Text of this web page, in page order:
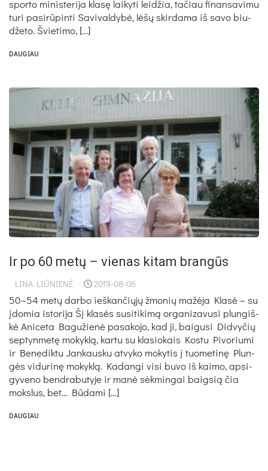
spor­to mi­nis­te­ri­ja kla­sę lai­ky­ti lei­džia, ta­čiau fi­nan­sa­vi­mu
tu­ri pa­si­rū­pin­ti Sa­vi­val­dy­bė, lė­šų skir­da­ma iš sa­vo biu­
dže­to. Švie­ti­mo, […]
DAUGIAU
Ir po 60 metų – vienas kitam brangūs
LINA LIŪNIENĖ 2019-08-06
50–54 metų darbo ieškančiųjų žmonių mažėja Kla­sė – su
įdo­mia is­to­ri­ja Šį kla­sės su­si­ti­ki­mą or­ga­ni­za­vu­si plun­giš­
kė Ani­ce­ta Ba­gu­žie­nė pa­sa­ko­jo, kad ji, bai­gu­si Did­vy­čių
sep­tyn­me­tę mo­kyk­lą, kar­tu su kla­sio­kais Kos­tu Pi­vo­riu­mi
ir Be­ne­dik­tu Jan­kaus­ku at­vy­ko mo­ky­tis į tuo­me­ti­nę Plun­
gės vi­du­ri­nę mo­kyk­lą. Ka­dan­gi vi­si bu­vo iš kai­mo, ap­si­
gy­ve­no bend­ra­bu­ty­je ir ma­nė sėk­min­gai baig­sią čia
moks­lus, bet… Bū­da­mi […]
DAUGIAU